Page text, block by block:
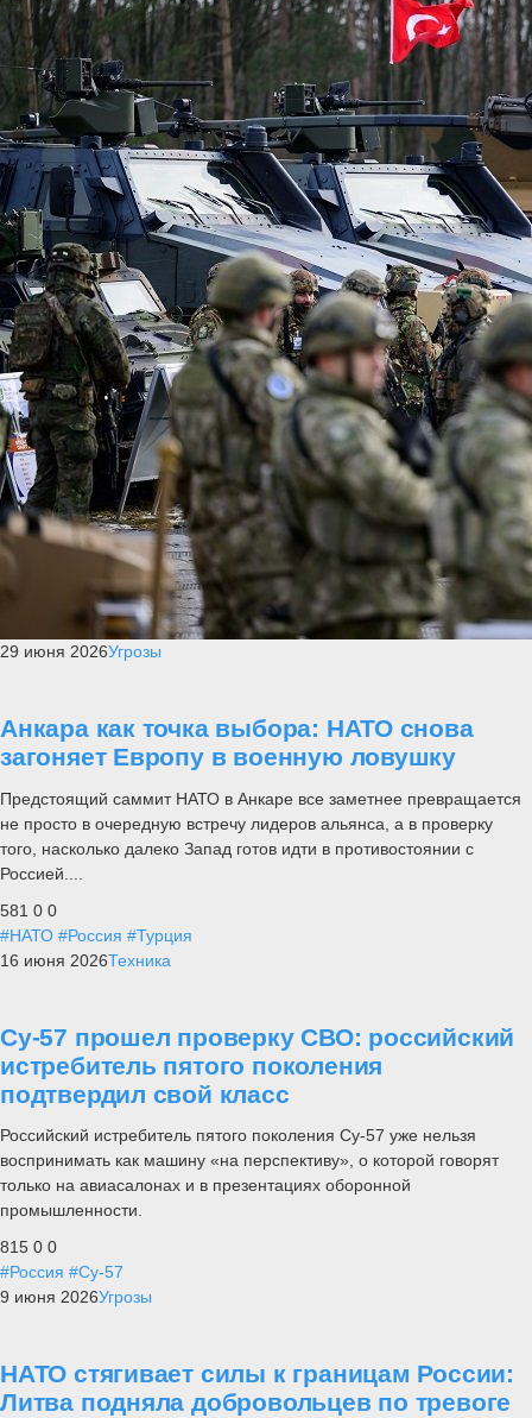
29 июня 2026Угрозы
Анкара как точка выбора: НАТО снова
загоняет Европу в военную ловушку
Предстоящий саммит НАТО в Анкаре все заметнее превращается
не просто в очередную встречу лидеров альянса, а в проверку
того, насколько далеко Запад готов идти в противостоянии с
Россией....
581 0 0
#НАТО #Россия #Турция
16 июня 2026Техника
Су-57 прошел проверку СВО: российский
истребитель пятого поколения
подтвердил свой класс
Российский истребитель пятого поколения Су-57 уже нельзя
воспринимать как машину «на перспективу», о которой говорят
только на авиасалонах и в презентациях оборонной
промышленности.
815 0 0
#Россия #Су-57
9 июня 2026Угрозы
НАТО стягивает силы к границам России:
Литва подняла добровольцев по тревоге